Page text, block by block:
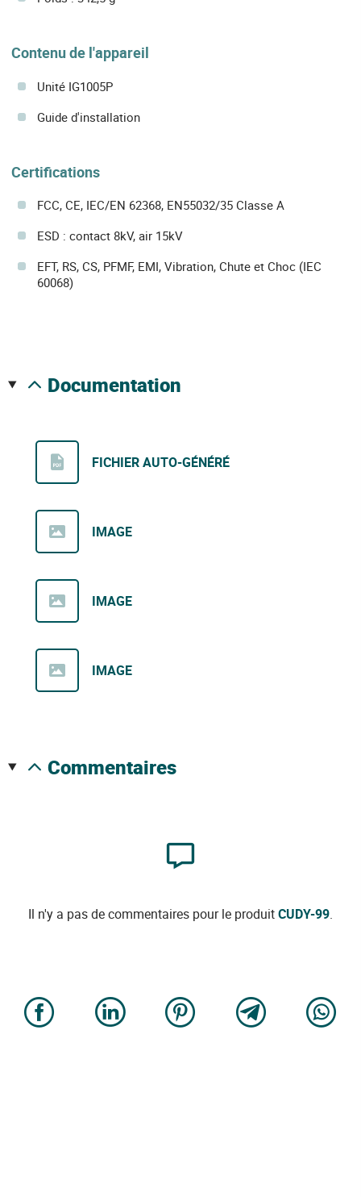
Contenu de l'appareil
Unité IG1005P
Guide d'installation
Certifications
FCC, CE, IEC/EN 62368, EN55032/35 Classe A
ESD : contact 8kV, air 15kV
EFT, RS, CS, PFMF, EMI, Vibration, Chute et Choc (IEC
60068)
documentation
FICHIER AUTO-GÉNÉRÉ
IMAGE
IMAGE
IMAGE
commentaires
Il n'y a pas de commentaires pour le produitCUDY-99.